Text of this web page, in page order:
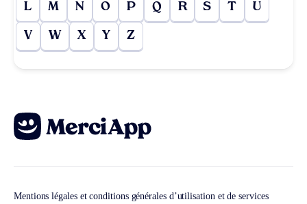
L M N O P Q R S T U
V W X Y Z
Mentions légales et conditions générales d’utilisation et de services